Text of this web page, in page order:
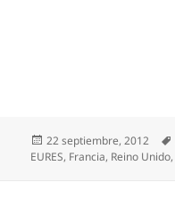
Publicado
el
22 septiembre, 2012
EURES, Francia, Reino Unido,